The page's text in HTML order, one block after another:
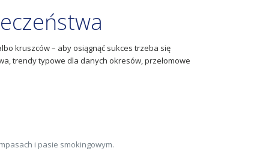
kruszców – aby osiągnąć sukces trzeba się
trendy typowe dla danych okresów, przełomowe
i pasie smokingowym.